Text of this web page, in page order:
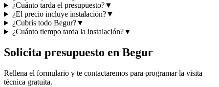
¿Cuánto tarda el presupuesto?▼
¿El precio incluye instalación?▼
¿Cubrís todo Begur?▼
¿Cuánto tiempo tarda la instalación?▼
Solicita presupuesto en Begur
Rellena el formulario y te contactaremos para programar la visita
técnica gratuita.